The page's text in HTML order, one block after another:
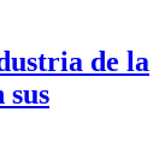
de la
sus